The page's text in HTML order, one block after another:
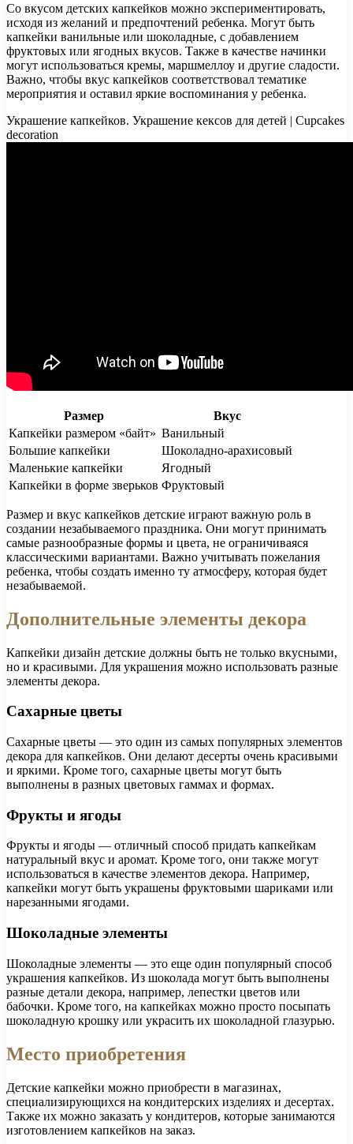
Со вкусом детских капкейков можно экспериментировать,
исходя из желаний и предпочтений ребенка. Могут быть
капкейки ванильные или шоколадные, с добавлением
фруктовых или ягодных вкусов. Также в качестве начинки
могут использоваться кремы, маршмеллоу и другие сладости.
Важно, чтобы вкус капкейков соответствовал тематике
мероприятия и оставил яркие воспоминания у ребенка.
Украшение капкейков. Украшение кексов для детей | Cupcakes
decoration
Размер
Вкус
Капкейки размером «байт» Ванильный
Большие капкейки
Шоколадно-арахисовый
Маленькие капкейки
Ягодный
Капкейки в форме зверьков Фруктовый
Размер и вкус капкейков детские играют важную роль в
создании незабываемого праздника. Они могут принимать
самые разнообразные формы и цвета, не ограничиваяся
классическими вариантами. Важно учитывать пожелания
ребенка, чтобы создать именно ту атмосферу, которая будет
незабываемой.
Дополнительные элементы декора
Капкейки дизайн детские должны быть не только вкусными,
но и красивыми. Для украшения можно использовать разные
элементы декора.
Сахарные цветы
Сахарные цветы — это один из самых популярных элементов
декора для капкейков. Они делают десерты очень красивыми
и яркими. Кроме того, сахарные цветы могут быть
выполнены в разных цветовых гаммах и формах.
Фрукты и ягоды
Фрукты и ягоды — отличный способ придать капкейкам
натуральный вкус и аромат. Кроме того, они также могут
использоваться в качестве элементов декора. Например,
капкейки могут быть украшены фруктовыми шариками или
нарезанными ягодами.
Шоколадные элементы
Шоколадные элементы — это еще один популярный способ
украшения капкейков. Из шоколада могут быть выполнены
разные детали декора, например, лепестки цветов или
бабочки. Кроме того, на капкейках можно просто посыпать
шоколадную крошку или украсить их шоколадной глазурью.
Место приобретения
Детские капкейки можно приобрести в магазинах,
специализирующихся на кондитерских изделиях и десертах.
Также их можно заказать у кондитеров, которые занимаются
изготовлением капкейков на заказ.